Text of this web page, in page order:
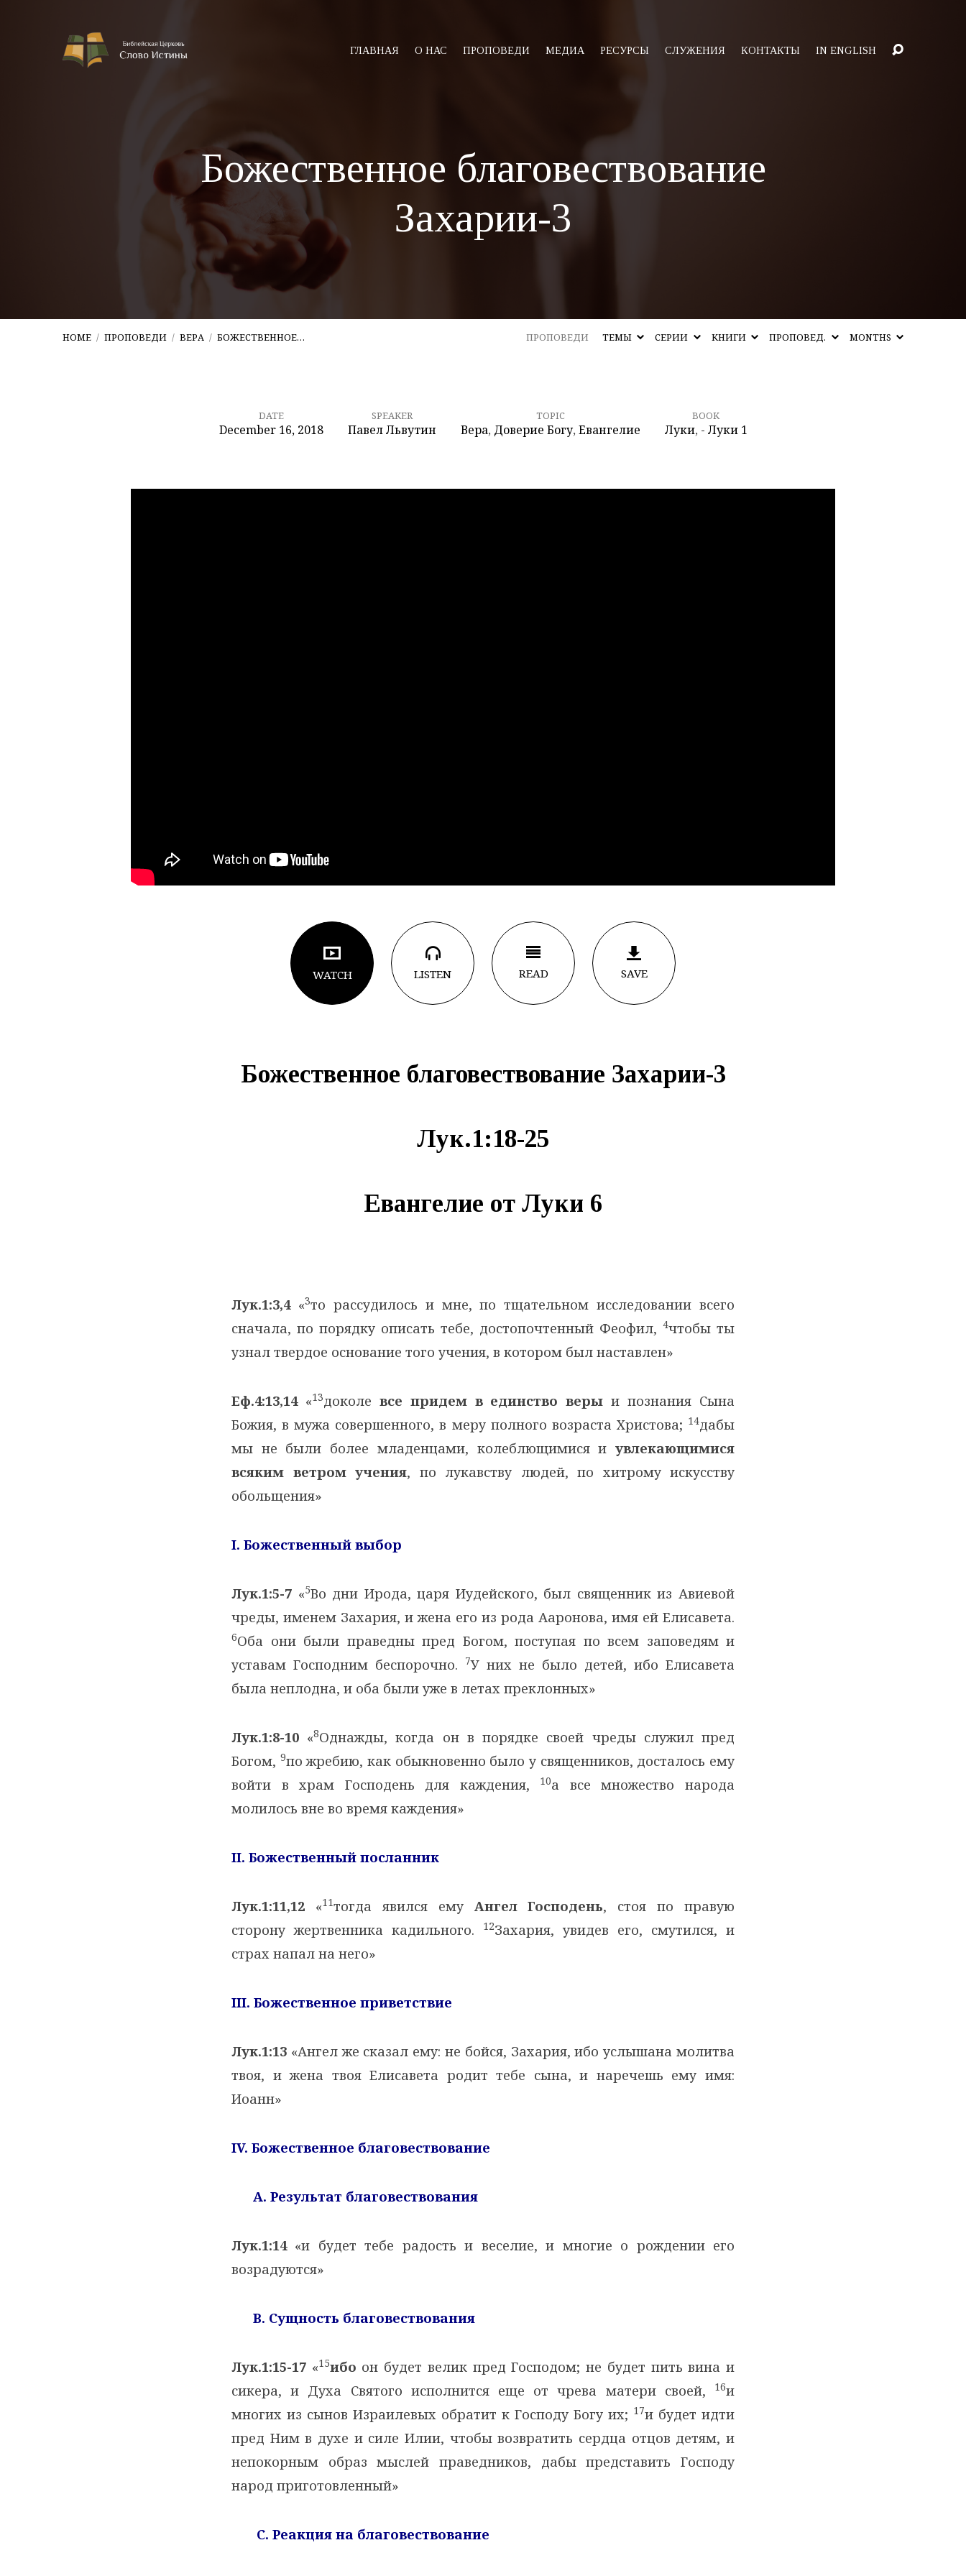
ГЛАВНАЯ О НАС ПРОПОВЕДИ МЕДИА РЕСУРСЫ СЛУЖЕНИЯ КОНТАКТЫ IN ENGLISH
Божественное благовествование
Захарии-3
HOME / ПРОПОВЕДИ / ВЕРА / БОЖЕСТВЕННОЕ… ПРОПОВЕДИ ТЕМЫ СЕРИИ КНИГИ ПРОПОВЕД. MONTHS
благовествование
DATE
December 16, 2018
SPEAKER
Павел Львутин
TOPIC
Вера, Доверие Богу, Евангелие
BOOK
Луки, - Луки 1
WATCH LISTEN READ SAVE
Божественное благовествование Захарии-3
Лук.1:18-25
Евангелие от Луки 6
Лук.1:3,4«3то рассудилось и мне, по тщательном исследовании всего
сначала, по порядку описать тебе, достопочтенный Феофил, 4чтобы ты
узнал твердое основание того учения, в котором был наставлен»
Еф.4:13,14«13доколе все придем в единство веры и познания Сына
Божия, в мужа совершенного, в меру полного возраста Христова; 14дабы
мы не были более младенцами, колеблющимися и увлекающимися
всяким ветром учения, по лукавству людей, по хитрому искусству
обольщения»
I. Божественный выбор
Лук.1:5-7 «5Во дни Ирода, царя Иудейского, был священник из Авиевой
чреды, именем Захария, и жена его из рода Ааронова, имя ей Елисавета.
6Оба они были праведны пред Богом, поступая по всем заповедям и
уставам Господним беспорочно.
7У них не было детей, ибо Елисавета
была неплодна, и оба были уже в летах преклонных»
Лук.1:8-10 «8Однажды, когда он в порядке своей чреды служил пред
Богом, 9по жребию, как обыкновенно было у священников, досталось ему
войти в храм Господень для каждения,
10а все множество народа
молилось вне во время каждения»
II. Божественный посланник
Лук.1:11,12 «11тогда явился ему Ангел Господень, стоя по правую
сторону жертвенника кадильного.
12Захария, увидев его, смутился, и
страх напал на него»
III. Божественное приветствие
Лук.1:13 «Ангел же сказал ему: не бойся, Захария, ибо услышана молитва
твоя, и жена твоя Елисавета родит тебе сына, и наречешь ему имя:
Иоанн»
IV. Божественное благовествование
A. Результат благовествования
Лук.1:14«и будет тебе радость и веселие, и многие о рождении его
возрадуются»
B. Сущность благовествования
Лук.1:15-17 «15ибо он будет велик пред Господом; не будет пить вина и
сикера, и Духа Святого исполнится еще от чрева матери своей,
16и
многих из сынов Израилевых обратит к Господу Богу их; 17и будет идти
пред Ним в духе и силе Илии, чтобы возвратить сердца отцов детям, и
непокорным образ мыслей праведников, дабы представить Господу
народ приготовленный»
C. Реакция на благовествование